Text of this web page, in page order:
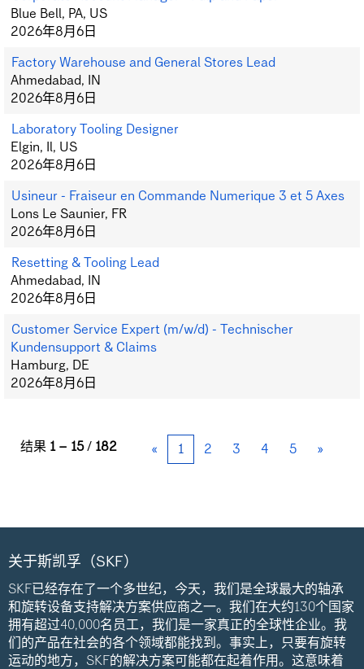
Blue Bell, PA, US
2026年8月6日
Factory Warehouse and General Stores Lead
Ahmedabad, IN
2026年8月6日
Laboratory Tooling Designer
Elgin, Il, US
2026年8月6日
Usineur - Fraiseur en Commande Numerique 3 et 5 Axes
Lons Le Saunier, FR
2026年8月6日
Resetting & Tooling Lead
Ahmedabad, IN
2026年8月6日
Customer Service Expert (m/w/d) - Technischer
Kundensupport & Claims
Hamburg, DE
2026年8月6日
结果 1 – 15/ 182 « 1 2 3 4 5 »
关于斯凯孚（SKF）
SKF已经存在了一个多世纪，今天，我们是全球最大的轴承
和旋转设备支持解决方案供应商之一。我们在大约130个国家
拥有超过40,000名员工，我们是一家真正的全球性企业。我
们的产品在社会的各个领域都能找到。事实上，只要有旋转
运动的地方，SKF的解决方案可能都在起着作用。这意味着